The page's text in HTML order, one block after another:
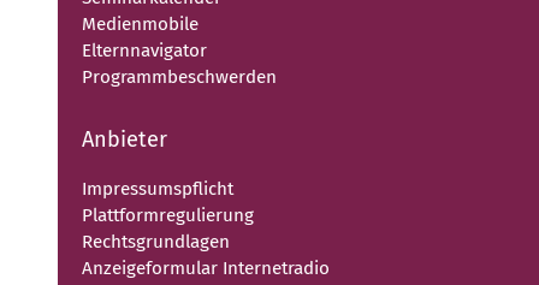
Medienmobile
Elternnavigator
Programmbeschwerden
Anbieter
Impressumspflicht
Plattformregulierung
Rechtsgrundlagen
Anzeigeformular Internetradio